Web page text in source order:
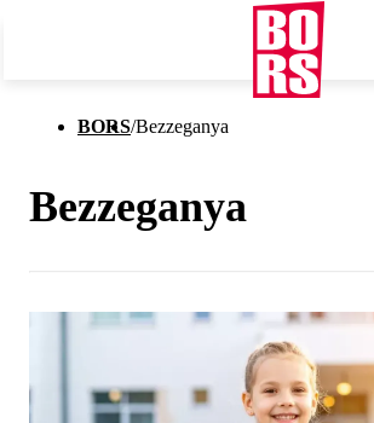
BORS/Bezzeganya
Bezzeganya